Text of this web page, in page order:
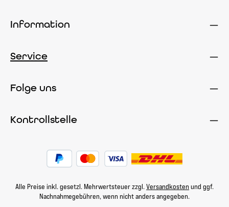
Information
Service
Folge uns
Kontrollstelle
Alle Preise inkl. gesetzl. Mehrwertsteuer zzgl. Versandkosten und ggf.
Nachnahmegebühren, wenn nicht anders angegeben.